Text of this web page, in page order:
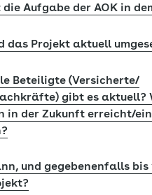
die Aufgabe der AOK in
das Projekt aktuell
Beteiligte (Versicherte/
gibt es aktuell?
in der Zukunft erreicht/
und gegebenenfalls